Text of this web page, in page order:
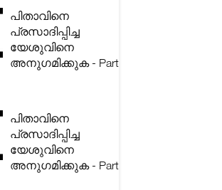
പിതാവിനെ
പ്രസാദിപ്പിച്ച
യേശുവിനെ
അനുഗമിക്കുക - Part
പിതാവിനെ
പ്രസാദിപ്പിച്ച
യേശുവിനെ
അനുഗമിക്കുക - Part